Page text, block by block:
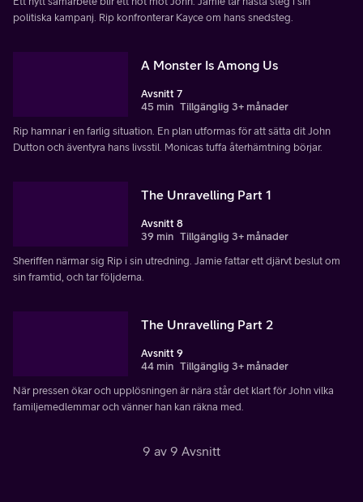
politiska kampanj. Rip konfronterar Kayce om hans snedsteg.
A Monster Is Among Us
Avsnitt 7
45 min Tillgänglig 3+ månader
Rip hamnar i en farlig situation. En plan utformas för att sätta dit John
Dutton och äventyra hans livsstil. Monicas tuffa återhämtning börjar.
The Unravelling Part 1
Avsnitt 8
39 min Tillgänglig 3+ månader
Sheriffen närmar sig Rip i sin utredning. Jamie fattar ett djärvt beslut om
sin framtid, och tar följderna.
The Unravelling Part 2
Avsnitt 9
44 min Tillgänglig 3+ månader
När pressen ökar och upplösningen är nära står det klart för John vilka
familjemedlemmar och vänner han kan räkna med.
9 av 9 Avsnitt